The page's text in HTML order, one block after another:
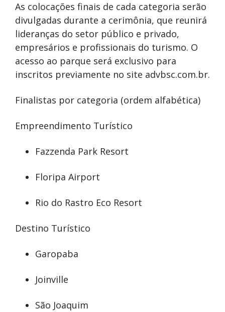
As colocações finais de cada categoria serão
divulgadas durante a cerimônia, que reunirá
lideranças do setor público e privado,
empresários e profissionais do turismo. O
acesso ao parque será exclusivo para
inscritos previamente no site advbsc.com.br.
Finalistas por categoria (ordem alfabética)
Empreendimento Turístico
Fazzenda Park Resort
Floripa Airport
Rio do Rastro Eco Resort
Destino Turístico
Garopaba
Joinville
São Joaquim